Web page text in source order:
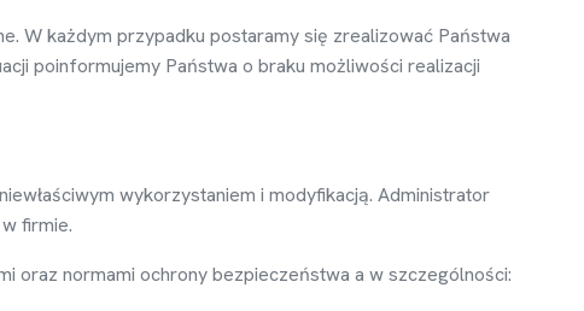
W każdym przypadku postaramy się zrealizować Państwa
poinformujemy Państwa o braku możliwości realizacji
ściwym wykorzystaniem i modyfikacją. Administrator
firmie.
oraz normami ochrony bezpieczeństwa a w szczególności: